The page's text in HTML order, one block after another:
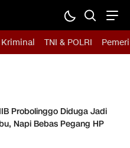
TNI & POLRI
Probolinggo Diduga Jadi
Napi Bebas Pegang HP